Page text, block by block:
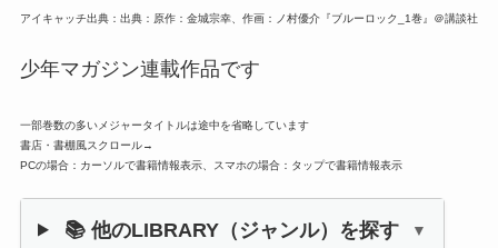
アイキャッチ出典：出典：原作：金城宗幸、作画：ノ村優介『ブルーロック_1巻』＠講談社
少年マガジン連載作品です
一部巻数の多いメジャータイトルは途中を省略しています
書店・書棚風スクロール→
PCの場合：カーソルで書籍情報表示、スマホの場合：タップで書籍情報表示
📚 他のLIBRARY（ジャンル）を探す ▼